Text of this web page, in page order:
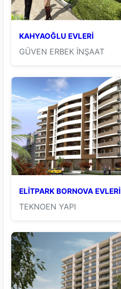
KAHYAOĞLU EVLERİ
GÜVEN ERBEK İNŞAAT
ELİTPARK BORNOVA EVLERİ
TEKNOEN YAPI